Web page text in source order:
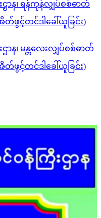
ာန၊ ရန်ကုန်လျှပ်စစ်ဓာတ်
တ်ဖွင့်တင်ဒါခေါ်ယူခြင်း)
ာန၊ မန္တလေးလျှပ်စစ်ဓာတ်
တ်ဖွင့်တင်ဒါခေါ်ယူခြင်း)